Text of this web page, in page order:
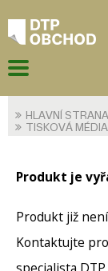
HLAVNÍ STRANA
TISKOVÁ MÉDIA
Produkt je
Produkt již
Kontaktujte